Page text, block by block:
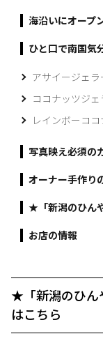
海沿いにオープ
ひと口で南国気
アサイージェ
ココナッツジェ
レインボーコ
写真映え必須の
オーナー手作り
★「新潟のひん
お店の情報
★「新潟のひん
はこちら